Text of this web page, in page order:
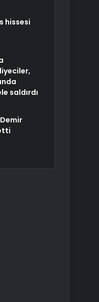
hissesi
saldırdı